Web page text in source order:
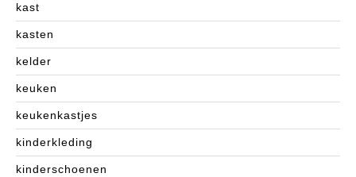
kast
kasten
kelder
keuken
keukenkastjes
kinderkleding
kinderschoenen